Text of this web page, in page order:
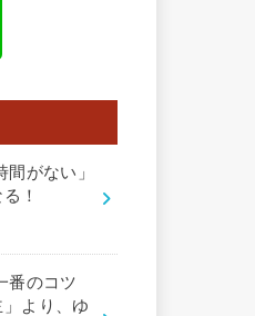
がない」
！
番のコツ
より、ゆ